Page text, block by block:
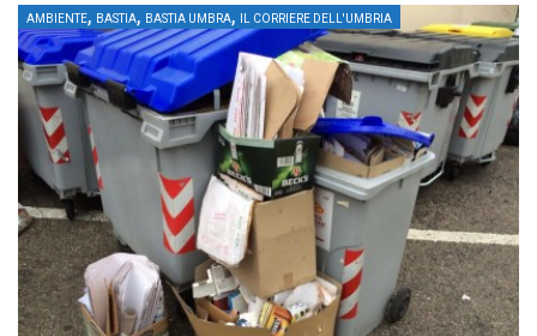
AMBIENTE, BASTIA, BASTIA UMBRA, IL CORRIERE DELL'UMBRIA